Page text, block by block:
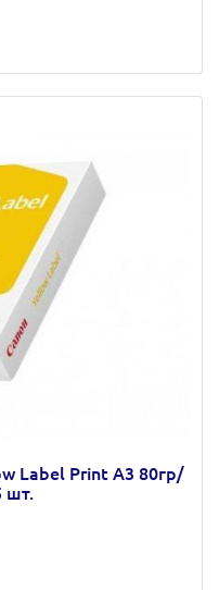
Label Print А3 80гр/
шт.